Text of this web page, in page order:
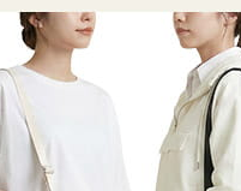
財布 小銭入れ レ
パクト 使いやす
都 ガマグチ がま